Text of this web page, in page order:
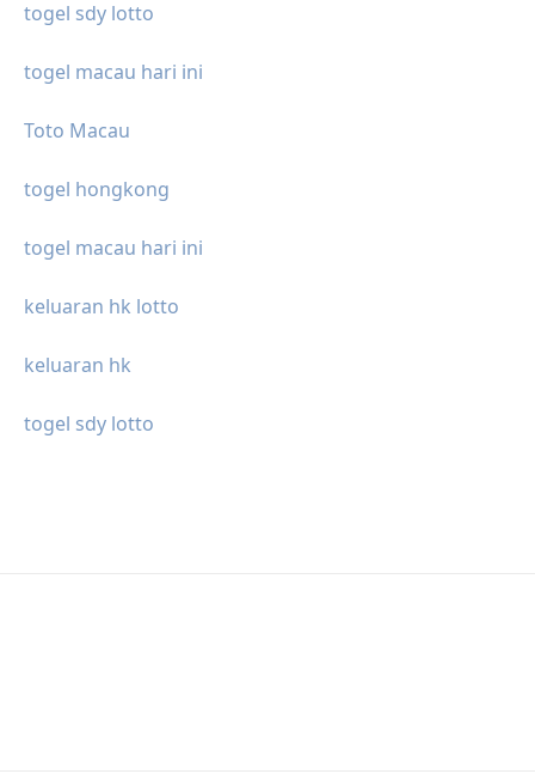
togel sdy lotto
togel macau hari ini
Toto Macau
togel hongkong
togel macau hari ini
keluaran hk lotto
keluaran hk
togel sdy lotto